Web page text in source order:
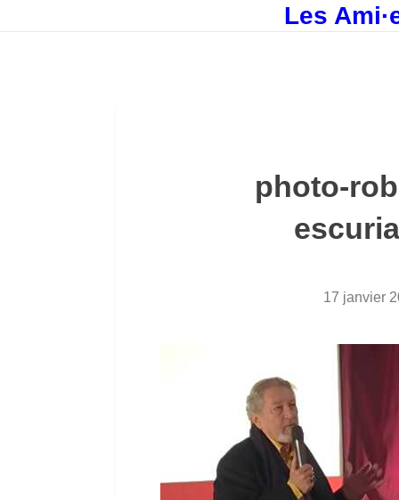
Les
photo-
17 janvier